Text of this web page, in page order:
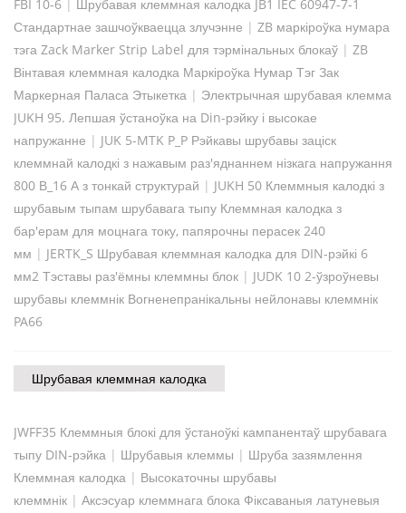
FBI 10-6 | Шрубавая клеммная калодка JB1 IEC 60947-7-1
Стандартнае зашчоўкваецца злучэнне | ZB маркіроўка нумара
тэга Zack Marker Strip Label для тэрмінальных блокаў | ZB
Вінтавая клеммная калодка Маркіроўка Нумар Тэг Зак
Маркерная Паласа Этыкетка | Электрычная шрубавая клемма
JUKH 95. Лепшая ўстаноўка на Din-рэйку і высокае
напружанне | JUK 5-MTK P_P Рэйкавы шрубавы заціск
клеммнай калодкі з нажавым раз'яднаннем нізкага напружання
800 В_16 А з тонкай структурай | JUKH 50 Клеммныя калодкі з
шрубавым тыпам шрубавага тыпу Клеммная калодка з
бар'ерам для моцнага току, папярочны перасек 240
мм | JERTK_S Шрубавая клеммная калодка для DIN-рэйкі 6
мм2 Тэставы раз'ёмны клеммны блок | JUDK 10 2-ўзроўневы
шрубавы клеммнік Вогненепранікальны нейлонавы клеммнік
PA66
Шрубавая клеммная калодка
JWFF35 Клеммныя блокі для ўстаноўкі кампанентаў шрубавага
тыпу DIN-рэйка | Шрубавыя клеммы | Шруба зазямлення
Клеммная калодка | Высокаточны шрубавы
клеммнік | Аксэсуар клеммнага блока Фіксаваныя латуневыя